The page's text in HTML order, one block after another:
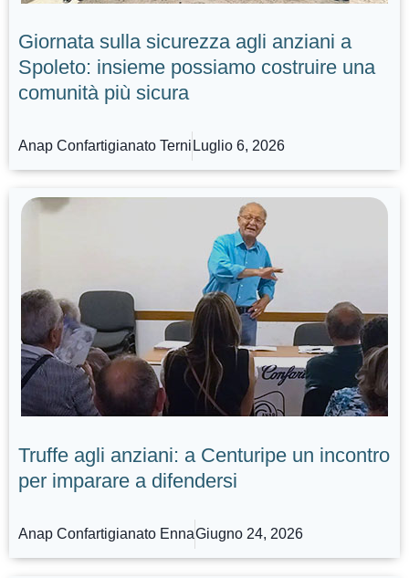
Giornata sulla sicurezza agli anziani a
Spoleto: insieme possiamo costruire una
comunità più sicura
Anap Confartigianato Terni Luglio 6, 2026
Truffe agli anziani: a Centuripe un incontro
per imparare a difendersi
Anap Confartigianato EnnaGiugno 24, 2026